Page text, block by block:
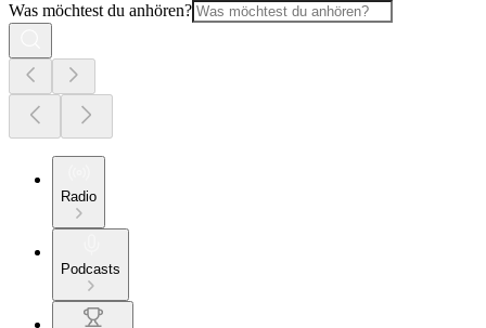
Was möchtest du anhören?
Radio
Podcasts